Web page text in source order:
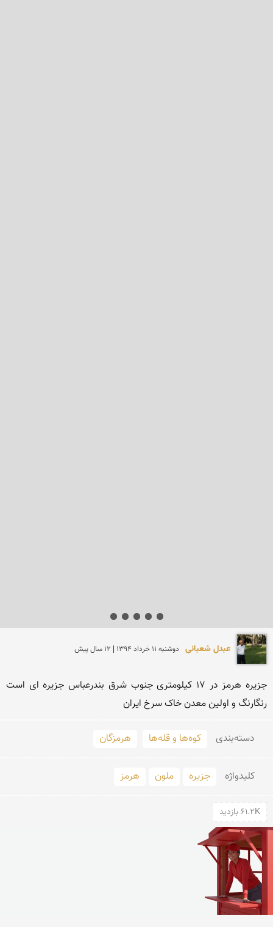
عبدل شعبانی دوشنبه 11 خرداد 1394 | 12 سال پیش
رنگارنگ و اولین معدن خاک سرخ ایران
دسته‌بندی کوه‌ها و قله‌ها هرمزگان
کلید‌واژه جزیره ملون هرمز
61.2K بازدید